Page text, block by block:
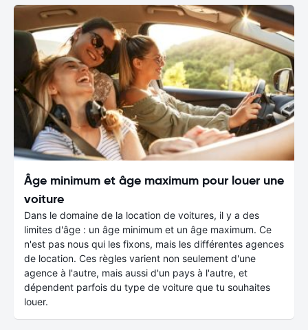
Âge minimum et âge maximum pour louer une
voiture
Dans le domaine de la location de voitures, il y a des
limites d'âge : un âge minimum et un âge maximum. Ce
n'est pas nous qui les fixons, mais les différentes agences
de location. Ces règles varient non seulement d'une
agence à l'autre, mais aussi d'un pays à l'autre, et
dépendent parfois du type de voiture que tu souhaites
louer.